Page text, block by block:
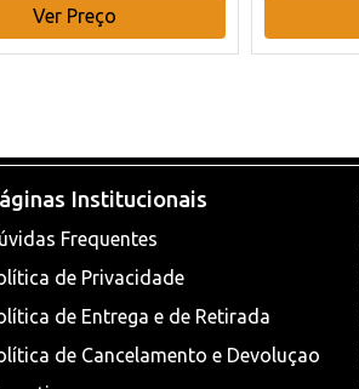
Ver Preço
Institucionais
Frequentes
de Privacidade
de Entrega e de Retirada
de Cancelamento e Devoluçao